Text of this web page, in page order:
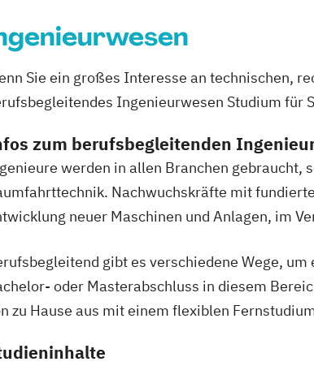
Sie ein großes Interesse an technischen,
Ingenieurwesen Studium für
zum berufsbegleitenden
werden in allen Branchen gebraucht,
Nachwuchskräfte mit
neuer Maschinen und Anlagen, im
gibt es verschiedene Wege,
oder Masterabschluss in diesem
zu Hause aus mit einem flexiblen